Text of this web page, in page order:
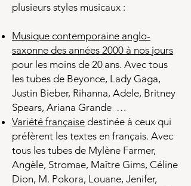
plusieurs styles musicaux :
Musique contemporaine anglo-
saxonne des années 2000 à nos jours
pour les moins de 20 ans. Avec tous
les tubes de Beyonce, Lady Gaga,
Justin Bieber, Rihanna, Adele, Britney
Spears, Ariana Grande …
Variété française destinée à ceux qui
préfèrent les textes en français. Avec
tous les tubes de Mylène Farmer,
Angèle, Stromae, Maître Gims, Céline
Dion, M. Pokora, Louane, Jenifer,